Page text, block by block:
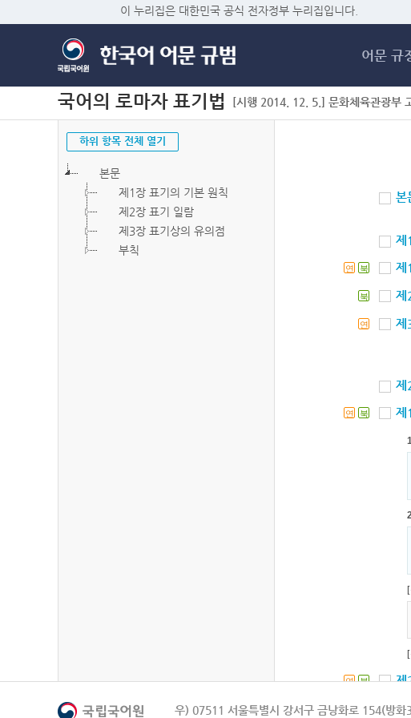
이 누리집은 대한민국 공식 전자정부 누리집입니다.
어문 규
국어의 로마자 표기법 [시행 2014. 12. 5.] 문화체육관광부
하위 항목 전체 열기
본문
제1장 표기의 기본 원칙
제2장 표기 일람
제3장 표기상의 유의점
부칙
본
제
연 북 제
북 제
연 제
제
연 북 제
연 북 제
우) 07511 서울특별시 강서구 금낭화로 154(방화